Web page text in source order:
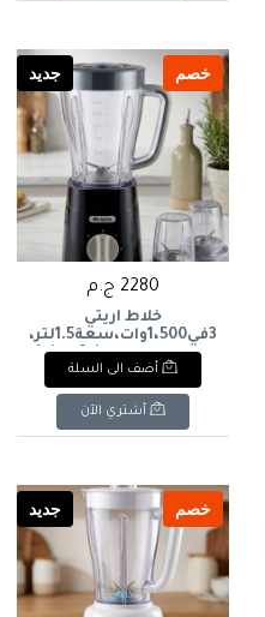
خصم جديد
2280 ج.م
خلاط أريتي
والمكسرات. Ariete3-in-
أضف الى السلة
أشتري الآن
خصم جديد